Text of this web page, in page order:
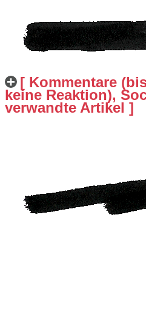
[ Kommentare
keine Reaktion),
verwandte Artikel ]